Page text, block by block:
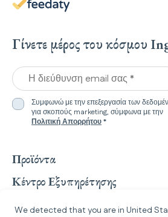
Γίνετε μέρος του κόσμου
Η διεύθυνση email σας *
Συμφωνώ με την επεξεργασία των
για σκοπούς marketing, σύμφωνα με την
Πολιτική Απορρήτου*
Προϊόντα
Κέντρο Εξυπηρέτησης
Inglesina World
We detected that you are in United